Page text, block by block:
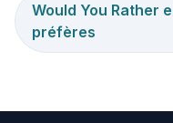
Would You Rather
préfères